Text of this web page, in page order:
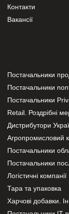
Контакти
Вакансії
Постачальники
Постачальники
Постачальники
Retail. Роздрібні
Дистрибутори
Агропромисловий
Постачальники
Постачальники
Логістичні компанії
Тара та упаковка
Харчові добавки.